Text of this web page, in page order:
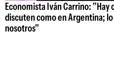
Economista Iván Carrino: "Hay
discuten como en Argentina;
nosotros"